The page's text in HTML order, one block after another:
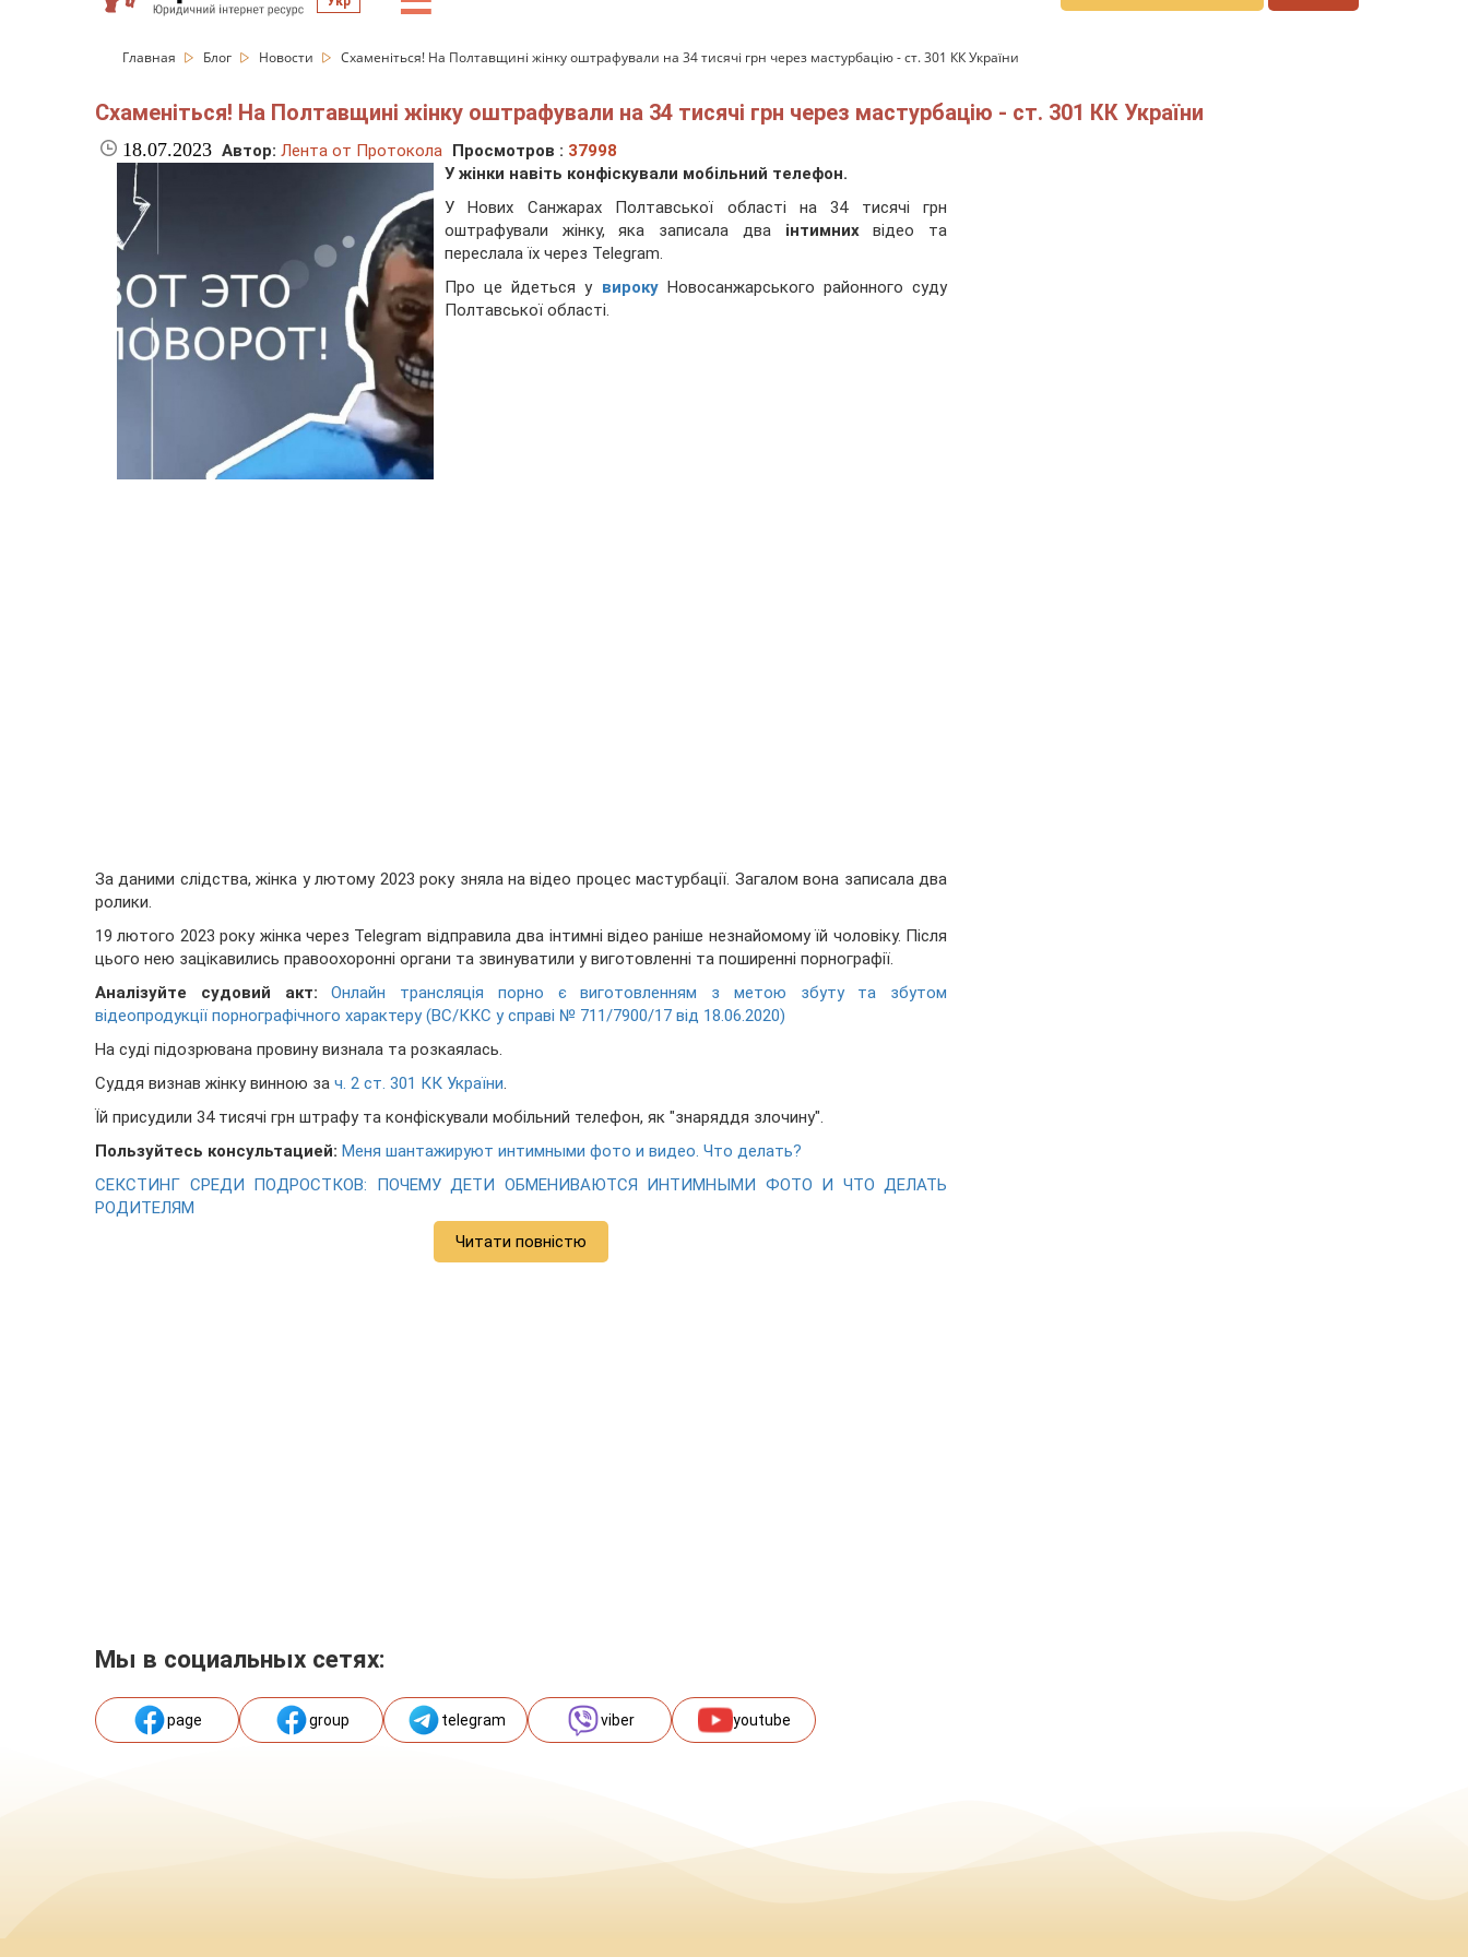
Главная Блог Новости Схаменіться! На Полтавщині жінку оштрафували на 34 тисячі грн через мастурбацію - ст. 301 КК України
Схаменіться! На Полтавщині жінку оштрафували на 34 тисячі грн через мастурбацію - ст. 301 КК України
18.07.2023 Автор: Лента от Протокола Просмотров : 37998
У жінки навіть конфіскували мобільний телефон.
У Нових Санжарах Полтавської області на 34 тисячі грн
оштрафували жінку, яка записала два інтимнихвідео та
переслала їх через Telegram.
Про це йдеться у вироку Новосанжарського районного суду
Полтавської області.
За даними слідства, жінка у лютому 2023 року зняла на відео процес мастурбації. Загалом вона записала два
ролики.
19 лютого 2023 року жінка через Telegram відправила два інтимні відео раніше незнайомому їй чоловіку. Після
цього нею зацікавились правоохоронні органи та звинуватили у виготовленні та поширенні порнографії.
Аналізуйте судовий акт:
Онлайн трансляція порно є виготовленням з метою збуту та збутом
відеопродукції порнографічного характеру (ВС/ККС у справі № 711/7900/17 від 18.06.2020)
На суді підозрювана провину визнала та розкаялась.
Суддя визнав жінку винною за ч. 2 ст. 301 КК України.
Їй присудили 34 тисячі грн штрафу та конфіскували мобільний телефон, як "знаряддя злочину".
Пользуйтесь консультацией: Меня шантажируют интимными фото и видео. Что делать?
СЕКСТИНГ СРЕДИ ПОДРОСТКОВ: ПОЧЕМУ ДЕТИ ОБМЕНИВАЮТСЯ ИНТИМНЫМИ ФОТО И ЧТО ДЕЛАТЬ
РОДИТЕЛЯМ
Читати повністю
Мы в социальных сетях:
page group telegram viber youtube